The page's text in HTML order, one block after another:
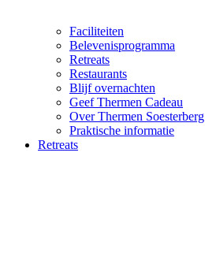
Faciliteiten
Belevenisprogramma
Retreats
Restaurants
Blijf overnachten
Geef Thermen Cadeau
Over Thermen Soesterberg
Praktische informatie
Retreats